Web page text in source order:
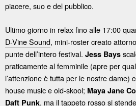
piacere, suo e del pubblico.
Ultimo giorno in relax fino alle 17:00
D-Vine Sound, mini-roster creato
punte dell’intero festival. Jess Bays
praticamente al femminile (apre per
l’attenzione è tutta per le nostre dame)
house music e old-skool; Maya Jane
Daft Punk, ma il tappeto rosso si